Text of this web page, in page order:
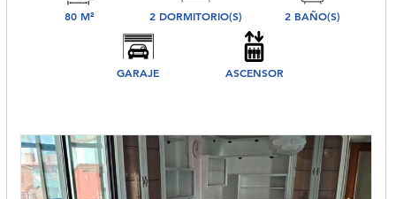
80 M² 2 DORMITORIO(S) 2 BAÑO(S)
GARAJE ASCENSOR